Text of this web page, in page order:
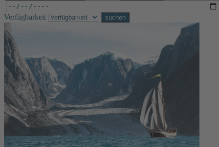
Verfügbarkeit